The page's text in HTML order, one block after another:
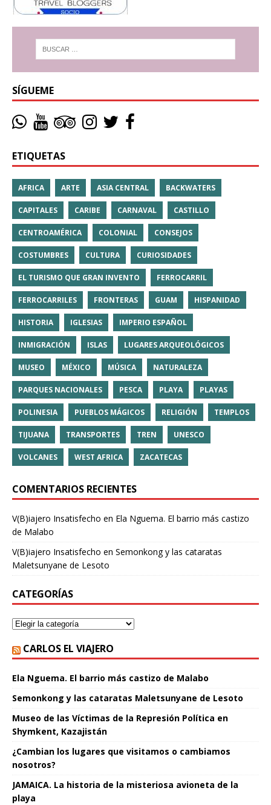
SÍGUEME
ETIQUETAS
AFRICA ARTE ASIA CENTRAL BACKWATERS
CAPITALES CARIBE CARNAVAL CASTILLO
CENTROAMÉRICA COLONIAL CONSEJOS
COSTUMBRES CULTURA CURIOSIDADES
EL TURISMO QUE GRAN INVENTO FERROCARRIL
FERROCARRILES FRONTERAS GUAM HISPANIDAD
HISTORIA IGLESIAS IMPERIO ESPAÑOL
INMIGRACIÓN ISLAS LUGARES ARQUEOLÓGICOS
MUSEO MÉXICO MÚSICA NATURALEZA
PARQUES NACIONALES PESCA PLAYA PLAYAS
POLINESIA PUEBLOS MÁGICOS RELIGIÓN TEMPLOS
TIJUANA TRANSPORTES TREN UNESCO
VOLCANES WEST AFRICA ZACATECAS
COMENTARIOS RECIENTES
V(B)iajero Insatisfecho en Ela Nguema. El barrio más castizo
de Malabo
V(B)iajero Insatisfecho en Semonkong y las cataratas
Maletsunyane de Lesoto
CATEGORÍAS
CARLOS EL VIAJERO
Ela Nguema. El barrio más castizo de Malabo
Semonkong y las cataratas Maletsunyane de Lesoto
Museo de las Víctimas de la Represión Política en
Shymkent, Kazajistán
¿Cambian los lugares que visitamos o cambiamos
nosotros?
JAMAICA. La historia de la misteriosa avioneta de la
playa